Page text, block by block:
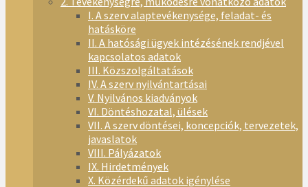
I. A szerv alaptevékenysége, feladat- és
hatásköre
II. A hatósági ügyek intézésének rendjével
kapcsolatos adatok
III. Közszolgáltatások
IV. A szerv nyilvántartásai
V. Nyilvános kiadványok
VI. Döntéshozatal, ülések
VII. A szerv döntései, koncepciók, tervezetek,
javaslatok
VIII. Pályázatok
IX. Hirdetmények
X. Közérdekű adatok igénylése